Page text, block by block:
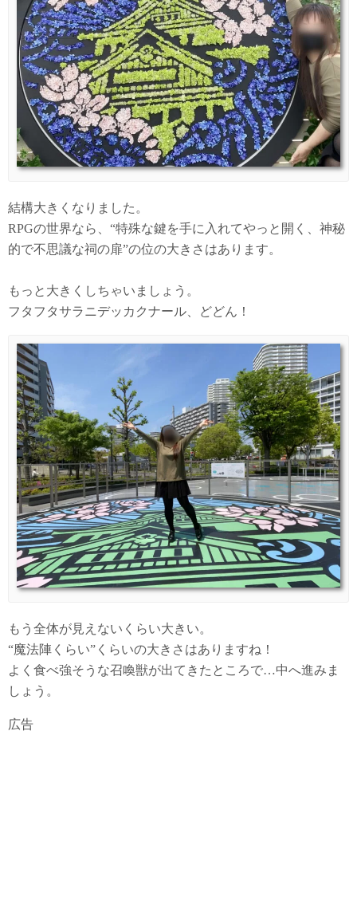
結構大きくなりました。
RPGの世界なら、“特殊な鍵を手に入れてやっと開く、神秘
的で不思議な祠の扉”の位の大きさはあります。
もっと大きくしちゃいましょう。
フタフタサラニデッカクナール、どどん！
もう全体が見えないくらい大きい。
“魔法陣くらい”くらいの大きさはありますね！
よく食べ強そうな召喚獣が出てきたところで…中へ進みま
しょう。
広告